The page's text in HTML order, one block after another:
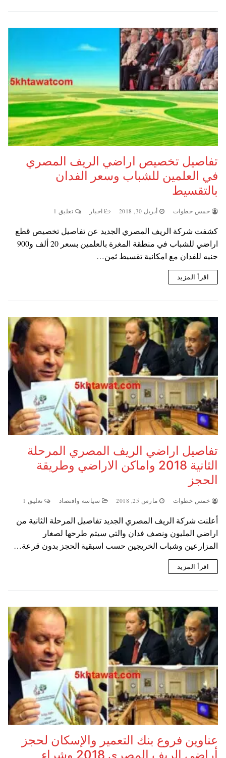
تفاصيل تخصيص اراضي الريف المصري
في العلمين للشباب وسعر الفدان
بالتقسيط
خمس خطوات أبريل 30, 2018 اخبار تعليق 1
كشفت شركة الريف المصري الجديد عن تفاصيل تخصيص قطع
اراضي للشباب في منطقة المغرة بالعلمين بسعر 20 ألف و900
جنيه للفدان مع امكانية تقسيط ثمن…
اقرأ المزيد
تفاصيل اراضي الريف المصري المرحلة
الثانية 2018 واماكن الاراضي وطريقة
الحجز
خمس خطوات مارس 25, 2018 سياسة واقتصاد تعليق 1
أعلنت شركة الريف المصري الجديد تفاصيل المرحلة الثانية من
اراضي المليون ونصف فدان والتي سيتم طرحها لصغار
المزارعين وشباب الخريجين حسب اسبقية الحجز بدون قرعة…
اقرأ المزيد
عناوين فروع بنك التعمير والإسكان لحجز
أراضي الريف المصري 2018 وشراء